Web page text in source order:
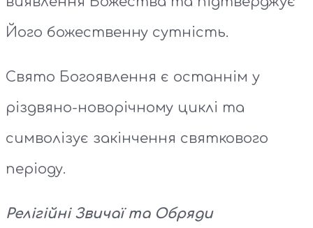
Його божественну сутність.
Свято Богоявлення є останнім у
різдвяно-новорічному циклі та
символізує закінчення святкового
періоду.
Релігійні Звичаї та Обряди